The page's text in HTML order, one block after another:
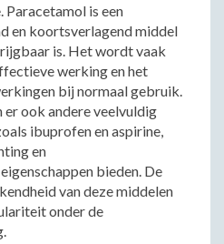
Paracetamol is een
en koortsverlagend middel
is. Het wordt vaak
werking en het
bij normaal gebruik.
ook andere veelvuldig
ibuprofen en aspirine,
en
bieden. De
van deze middelen
onder de